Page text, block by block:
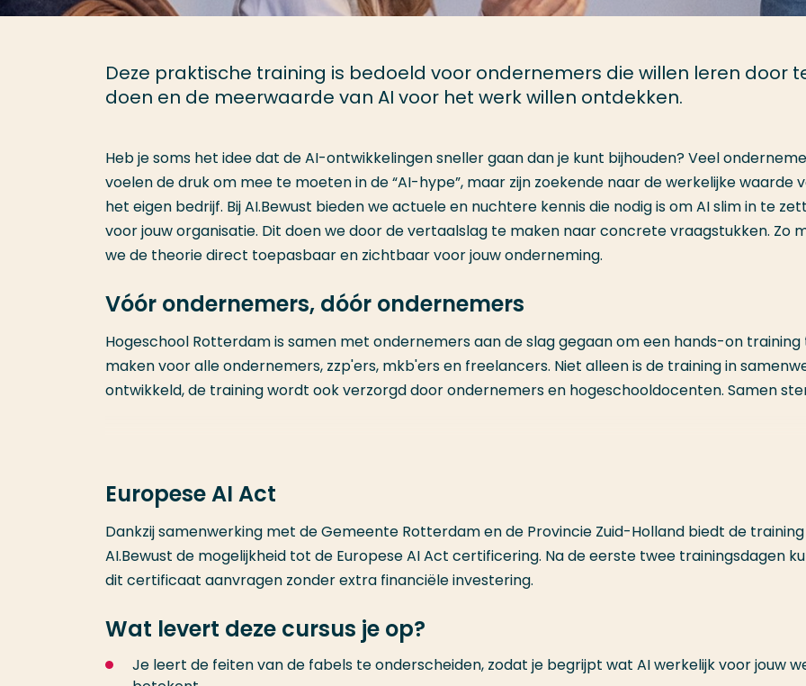
Deze praktische training is bedoeld voor ondernemers die willen leren door
doen en de meerwaarde van AI voor het werk willen ontdekken.
Heb je soms het idee dat de AI-ontwikkelingen sneller gaan dan je kunt bijhouden? Veel
voelen de druk om mee te moeten in de “AI-hype”, maar zijn zoekende naar de werkelijke waarde
het eigen bedrijf. Bij AI.Bewust bieden we actuele en nuchtere kennis die nodig is om AI slim in te
voor jouw organisatie. Dit doen we door de vertaalslag te maken naar concrete vraagstukken. Zo
we de theorie direct toepasbaar en zichtbaar voor jouw onderneming.
Vóór ondernemers, dóór ondernemers
Hogeschool Rotterdam is samen met ondernemers aan de slag gegaan om een hands-on training
maken voor alle ondernemers, zzp'ers, mkb'ers en freelancers. Niet alleen is de training in
ontwikkeld, de training wordt ook verzorgd door ondernemers en hogeschooldocenten. Samen
Europese AI Act
Dankzij samenwerking met de Gemeente Rotterdam en de Provincie Zuid-Holland biedt de training
AI.Bewust de mogelijkheid tot de Europese AI Act certificering. Na de eerste twee trainingsdagen
dit certificaat aanvragen zonder extra financiële investering.
Wat levert deze cursus je op?
Je leert de feiten van de fabels te onderscheiden, zodat je begrijpt wat AI werkelijk voor jouw